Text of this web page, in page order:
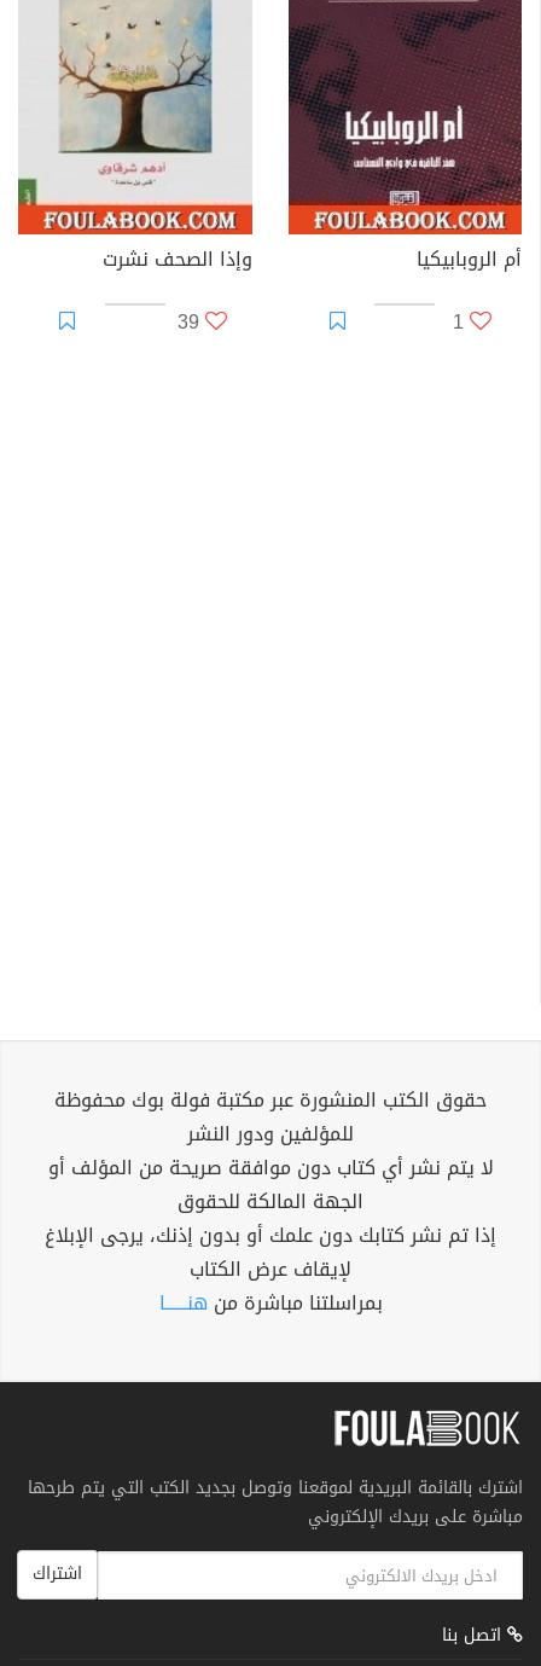
أم الروبابيكيا
1
وإذا الصحف نشرت
39
حقوق الكتب المنشورة عبر مكتبة فولة بوك محفوظة
للمؤلفين ودور النشر
لا يتم نشر أي كتاب دون موافقة صريحة من المؤلف أو
الجهة المالكة للحقوق
إذا تم نشر كتابك دون علمك أو بدون إذنك، يرجى الإبلاغ
لإيقاف عرض الكتاب
بمراسلتنا مباشرة من هنــــــا
اشترك بالقائمة البريدية لموقعنا وتوصل بجديد الكتب التي يتم طرحها
مباشرة على بريدك الإلكتروني
اشتراك
اتصل بنا